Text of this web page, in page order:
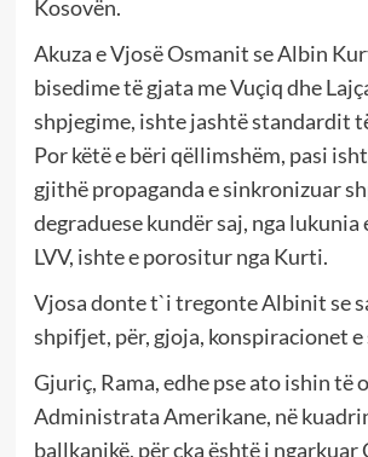
Kosovën.
Akuza e Vjosë Osmanit se Albin
bisedime të gjata me Vuçiq dhe
shpjegime, ishte jashtë standardit
Por këtë e bëri qëllimshëm, pasi
gjithë propaganda e sinkronizuar
degraduese kundër saj, nga
LVV, ishte e porositur nga Kurti.
Vjosa donte t`i tregonte Albinit se
shpifjet, për, gjoja, konspiracionet e
Gjuriç, Rama, edhe pse ato ishin të
Administrata Amerikane, në
ballkanikë, për çka është i ngarkuar